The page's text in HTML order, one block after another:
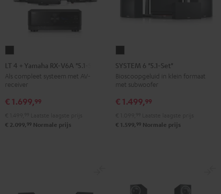
4
+
Yamaha
RX-
"5.1-
LT 4 + Yamaha RX-V6A "5.1-Set L"
Als compleet systeem met AV-
receiver
€ 1.699,99
€ 2.099, 99 Normale prijs
6
"5.1-
Set"
Zwart
SYSTEM 6 "5.1-Set"
Bioscoopgeluid in klein formaat
met subwoofer
€ 1.499,99
€ 1.599, 99 Normale prijs